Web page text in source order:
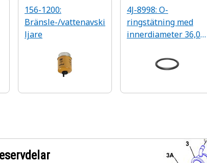
156-1200:
Bränsle-/vattenavski
ljare
4J-8998: O-
ringstätning med
innerdiameter 36,09